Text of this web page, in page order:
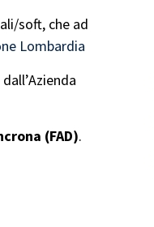
soft, che ad
Lombardia
(FAD).